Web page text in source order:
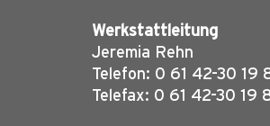
Werkstattleitung
Jeremia Rehn
Telefon: 0 61 42-30 19
Telefax: 0 61 42-30 19